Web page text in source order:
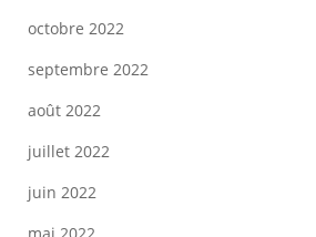
octobre 2022
septembre 2022
août 2022
juillet 2022
juin 2022